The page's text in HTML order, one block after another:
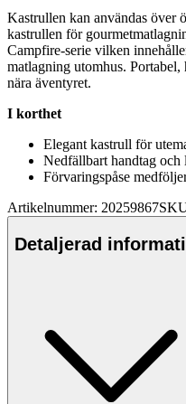
Kastrullen kan användas över ö
kastrullen för
Campfire-serie vilken
matlagning utomhus.
nära äventyret.
I korthet
Elegant kastrull för
Nedfällbart handtag och
Förvaringspåse
Artikelnummer: 20259867
Detaljerad